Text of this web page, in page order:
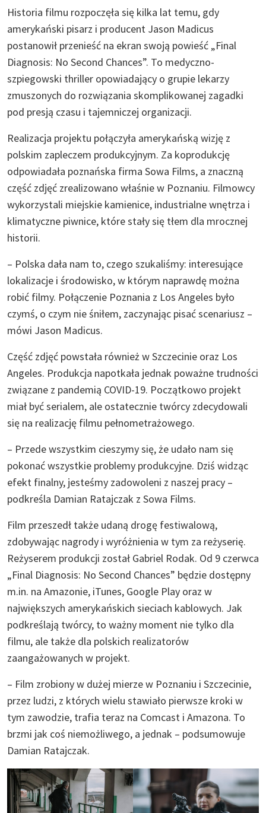
Historia filmu rozpoczęła się kilka lat temu, gdy
amerykański pisarz i producent Jason Madicus
postanowił przenieść na ekran swoją powieść „Final
Diagnosis: No Second Chances”. To medyczno-
szpiegowski thriller opowiadający o grupie lekarzy
zmuszonych do rozwiązania skomplikowanej zagadki
pod presją czasu i tajemniczej organizacji.
Realizacja projektu połączyła amerykańską wizję z
polskim zapleczem produkcyjnym. Za koprodukcję
odpowiadała poznańska firma Sowa Films, a znaczną
część zdjęć zrealizowano właśnie w Poznaniu. Filmowcy
wykorzystali miejskie kamienice, industrialne wnętrza i
klimatyczne piwnice, które stały się tłem dla mrocznej
historii.
– Polska dała nam to, czego szukaliśmy: interesujące
lokalizacje i środowisko, w którym naprawdę można
robić filmy. Połączenie Poznania z Los Angeles było
czymś, o czym nie śniłem, zaczynając pisać scenariusz –
mówi Jason Madicus.
Część zdjęć powstała również w Szczecinie oraz Los
Angeles. Produkcja napotkała jednak poważne trudności
związane z pandemią COVID-19. Początkowo projekt
miał być serialem, ale ostatecznie twórcy zdecydowali
się na realizację filmu pełnometrażowego.
– Przede wszystkim cieszymy się, że udało nam się
pokonać wszystkie problemy produkcyjne. Dziś widząc
efekt finalny, jesteśmy zadowoleni z naszej pracy –
podkreśla Damian Ratajczak z Sowa Films.
Film przeszedł także udaną drogę festiwalową,
zdobywając nagrody i wyróżnienia w tym za reżyserię.
Reżyserem produkcji został Gabriel Rodak. Od 9 czerwca
„Final Diagnosis: No Second Chances” będzie dostępny
m.in. na Amazonie, iTunes, Google Play oraz w
największych amerykańskich sieciach kablowych. Jak
podkreślają twórcy, to ważny moment nie tylko dla
filmu, ale także dla polskich realizatorów
zaangażowanych w projekt.
– Film zrobiony w dużej mierze w Poznaniu i Szczecinie,
przez ludzi, z których wielu stawiało pierwsze kroki w
tym zawodzie, trafia teraz na Comcast i Amazona. To
brzmi jak coś niemożliwego, a jednak – podsumowuje
Damian Ratajczak.